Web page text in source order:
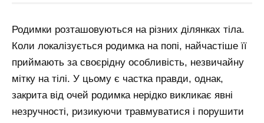
Родимки розташовуються на різних ділянках тіла.
Коли локалізується родимка на попі, найчастіше її
приймають за своєрідну особливість, незвичайну
мітку на тілі. У цьому є частка правди, однак,
закрита від очей родимка нерідко викликає явні
незручності, ризикуючи травмуватися і порушити